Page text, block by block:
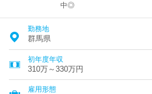
中◎
勤務地
群馬県
初年度年収
310万～330万円
雇用形態